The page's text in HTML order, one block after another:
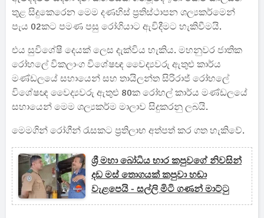
තුළ සිදුකෙරෙන මෙම දණහිස් ප්‍රතිස්ථාපන ශල්‍යකර්මෙන්
පැය 02කට පමණ පසු රෝගියාට ඇවිදීමට හැකිවීමයි.
එය සුවිශේෂී දෙයක් ලෙස දැක්විය හැකිය. මහනුවර ජාතික
රෝහලේ විකලාංග විශේෂඥ වෛද්‍යවරු ඇතුළු කාර්ය
මණ්ඩලයේ සහායෙන් සහ තායිලන්ත සිරිරාජ් රෝහලේ
විශේෂඥ වෛද්‍යවරු ඇතුළු 80ක රෝහල් කාර්ය මණ්ඩලයේ
සහායෙන් මෙම ශල්‍යකර්ම මාලාව සිදුකරනු ලබයි.
මෙමගින් රෝගීන් රැසකට ප්‍රතිලාභ අත්පත් කර ගත හැකිවේ.
ශ්‍රී මහා බෝධිය භාර කපුවගේ නිවසින්
දඩ මස් තොගයක් කපුවා හඬා
වැළපෙයි - සල්ලි මිටි ගණන් මාට්ටු